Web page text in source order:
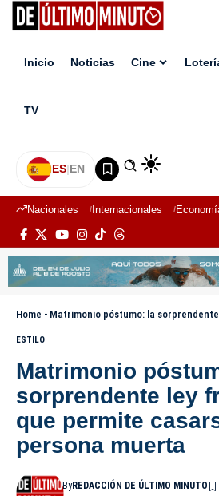
Inicio Noticias Cine
TV
ES|EN
Nacionales Internacionales
Home - Matrimonio póstumo: la sorprendente ley francesa que
ESTILO
Matrimonio
sorprendente ley
que permite
persona muerta
ByREDACCIÓN DE ÚLTIMO MINUTO